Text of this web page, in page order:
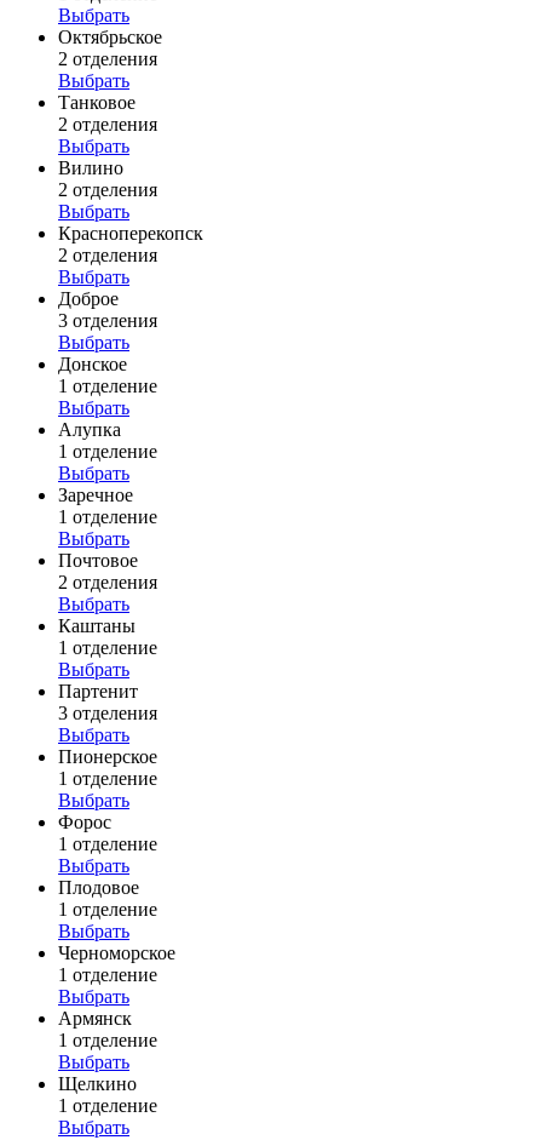
Выбрать
Октябрьское
2 отделения
Выбрать
Танковое
2 отделения
Выбрать
Вилино
2 отделения
Выбрать
Красноперекопск
2 отделения
Выбрать
Доброе
3 отделения
Выбрать
Донское
1 отделение
Выбрать
Алупка
1 отделение
Выбрать
Заречное
1 отделение
Выбрать
Почтовое
2 отделения
Выбрать
Каштаны
1 отделение
Выбрать
Партенит
3 отделения
Выбрать
Пионерское
1 отделение
Выбрать
Форос
1 отделение
Выбрать
Плодовое
1 отделение
Выбрать
Черноморское
1 отделение
Выбрать
Армянск
1 отделение
Выбрать
Щелкино
1 отделение
Выбрать